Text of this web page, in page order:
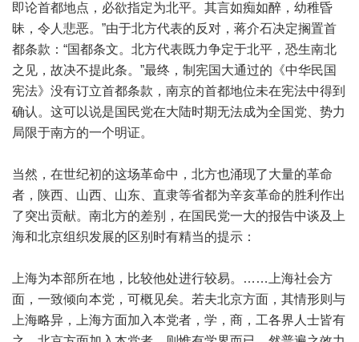
即论首都地点，必欲指定为北平。其言如痴如醉，幼稚昏
昧，令人悲恶。”由于北方代表的反对，蒋介石决定搁置首
都条款：“国都条文。北方代表既力争定于北平，恐生南北
之见，故决不提此条。”最终，制宪国大通过的《中华民国
宪法》没有订立首都条款，南京的首都地位未在宪法中得到
确认。这可以说是国民党在大陆时期无法成为全国党、势力
局限于南方的一个明证。
当然，在世纪初的这场革命中，北方也涌现了大量的革命
者，陕西、山西、山东、直隶等省都为辛亥革命的胜利作出
了突出贡献。南北方的差别，在国民党一大的报告中谈及上
海和北京组织发展的区别时有精当的提示：
上海为本部所在地，比较他处进行较易。……上海社会方
面，一致倾向本党，可概见矣。若夫北京方面，其情形则与
上海略异，上海方面加入本党者，学，商，工各界人士皆有